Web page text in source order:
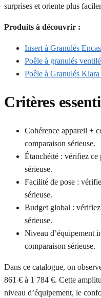
surprises et oriente plus
Produits à découvrir :
Insert à Granulés
Poêle à granulés
Poêle à Granulés
Critères
Cohérence appareil +
comparaison sérieuse.
Étanchéité : vérifiez ce
sérieuse.
Facilité de pose :
sérieuse.
Budget global :
sérieuse.
Niveau d’équipement
comparaison sérieuse.
Dans ce catalogue, on
861 € à 1 784 €. Cette
niveau d’équipement, le